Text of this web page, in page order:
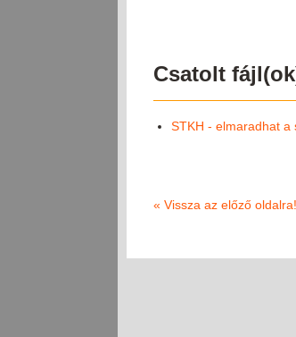
Csatolt
STKH - elmaradhat
« Vissza az előző oldalra!